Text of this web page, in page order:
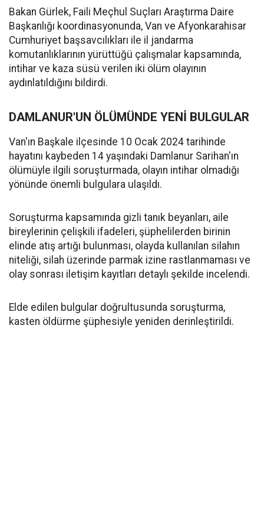
Bakan Gürlek, Faili Meçhul Suçları Araştırma Daire
Başkanlığı koordinasyonunda, Van ve Afyonkarahisar
Cumhuriyet başsavcılıkları ile il jandarma
komutanlıklarının yürüttüğü çalışmalar kapsamında,
intihar ve kaza süsü verilen iki ölüm olayının
aydınlatıldığını bildirdi.
DAMLANUR'UN ÖLÜMÜNDE YENİ BULGULAR
Van'ın Başkale ilçesinde 10 Ocak 2024 tarihinde
hayatını kaybeden 14 yaşındaki Damlanur Sarihan'ın
ölümüyle ilgili soruşturmada, olayın intihar olmadığı
yönünde önemli bulgulara ulaşıldı.
Soruşturma kapsamında gizli tanık beyanları, aile
bireylerinin çelişkili ifadeleri, şüphelilerden birinin
elinde atış artığı bulunması, olayda kullanılan silahın
niteliği, silah üzerinde parmak izine rastlanmaması ve
olay sonrası iletişim kayıtları detaylı şekilde incelendi.
Elde edilen bulgular doğrultusunda soruşturma,
kasten öldürme şüphesiyle yeniden derinleştirildi.